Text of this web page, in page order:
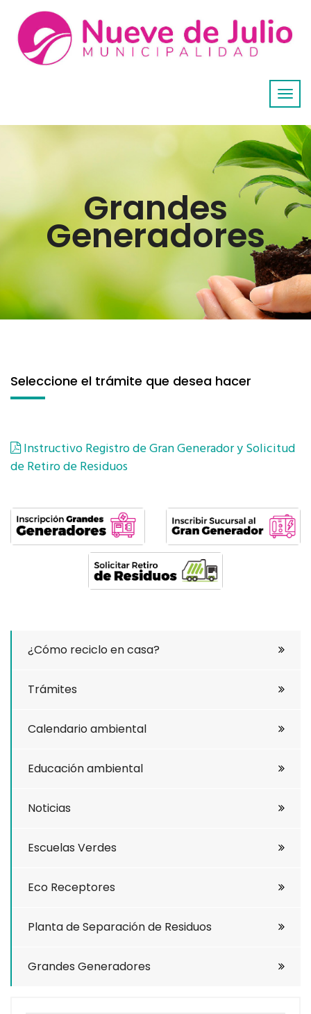
Grandes
Generadores
Seleccione el trámite que desea hacer
Instructivo Registro de Gran Generador y Solicitud
de Retiro de Residuos
¿Cómo reciclo en casa?
Trámites
Calendario ambiental
Educación ambiental
Noticias
Escuelas Verdes
Eco Receptores
Planta de Separación de Residuos
Grandes Generadores